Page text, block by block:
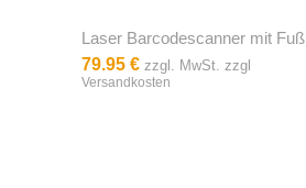
Laser Barcodescanner mit Fuß
79.95 € zzgl. MwSt. zzgl
Versandkosten